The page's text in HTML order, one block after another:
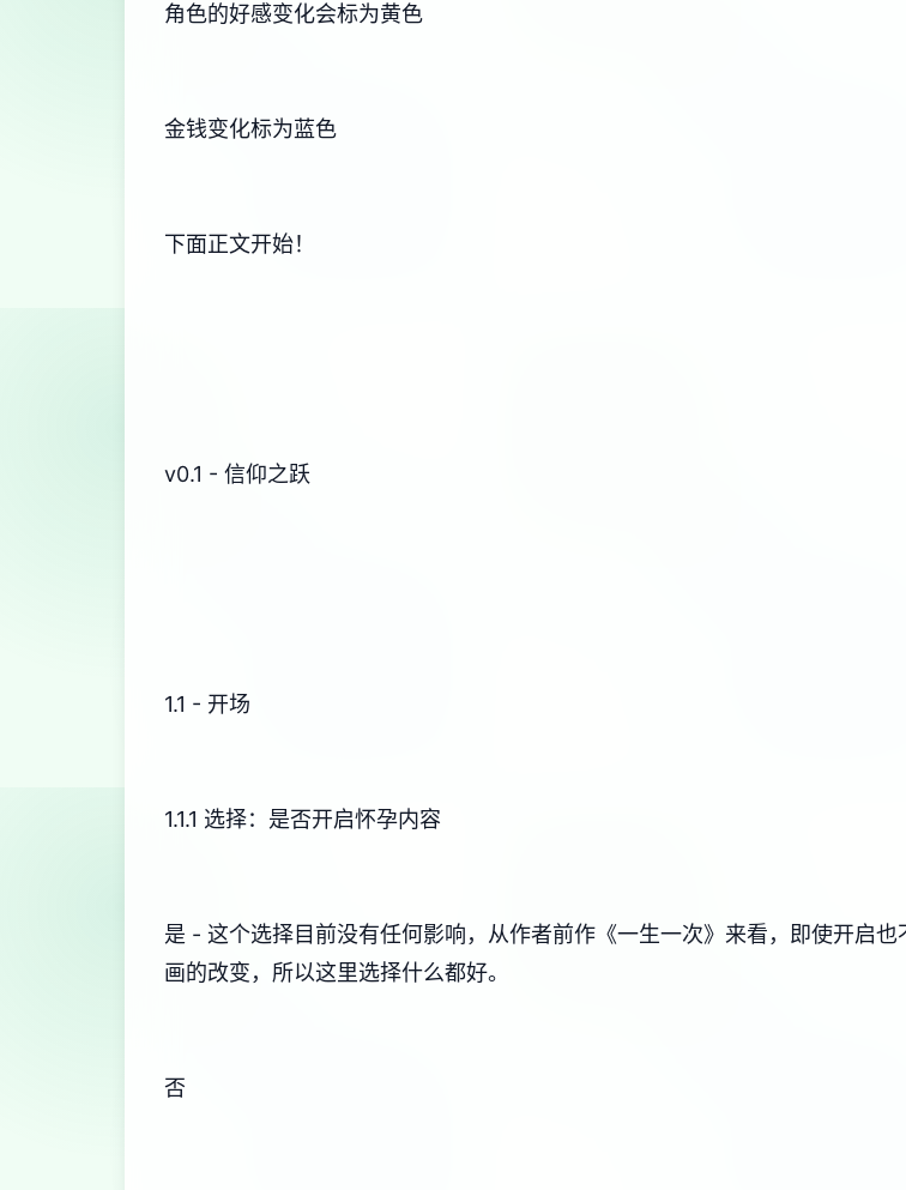
角色的好感变化会标为黄色
金钱变化标为蓝色
下面正文开始！
v0.1 - 信仰之跃
1.1 - 开场
1.1.1 选择：是否开启怀孕内容
是 - 这个选择目前没有任何影响，从作者前作《一生一次》来看，即使开启
画的改变，所以这里选择什么都好。
否